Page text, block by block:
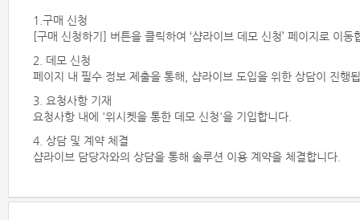
1.구매 신청
[구매 신청하기] 버튼을 클릭하여 ‘샵라이브 데모 신청’ 페이지로 이동
2. 데모 신청
페이지 내 필수 정보 제출을 통해, 샵라이브 도입을 위한 상담이 진행
3. 요청사항 기재
요청사항 내에 '위시켓을 통한 데모 신청'을 기입합니다.
4. 상담 및 계약 체결
샵라이브 담당자와의 상담을 통해 솔루션 이용 계약을 체결합니다.